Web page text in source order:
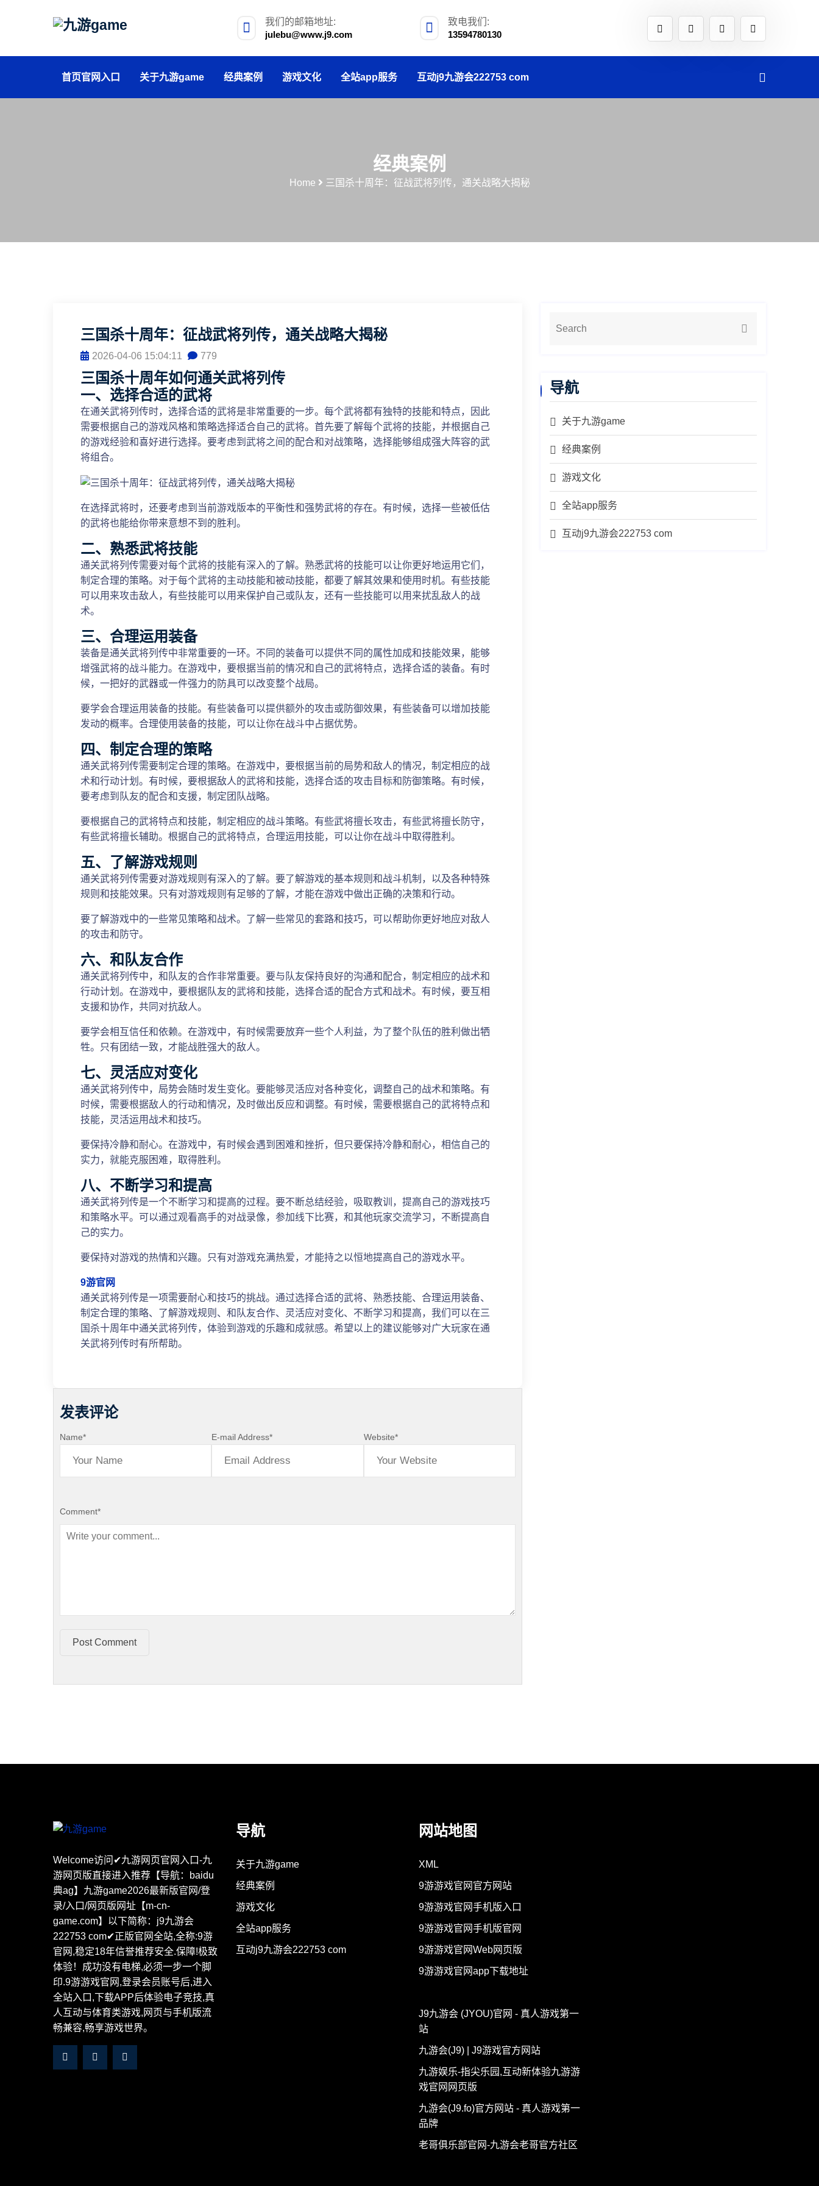
我们的邮箱地址:
julebu@www.j9.com
致电我们:
13594780130
首页官网入口 关于九游game 经典案例 游戏文化 全站app服务 互动j9九游会222753 com
经典案例
Home 三国杀十周年：征战武将列传，通关战略大揭秘
三国杀十周年：征战武将列传，通关战略大揭秘
2026-04-06 15:04:11 779
三国杀十周年如何通关武将列传
一、选择合适的武将
在通关武将列传时，选择合适的武将是非常重要的一步。每个武将都有独特的技能和特点，因此
需要根据自己的游戏风格和策略选择适合自己的武将。首先要了解每个武将的技能，并根据自己
的游戏经验和喜好进行选择。要考虑到武将之间的配合和对战策略，选择能够组成强大阵容的武
将组合。
在选择武将时，还要考虑到当前游戏版本的平衡性和强势武将的存在。有时候，选择一些被低估
的武将也能给你带来意想不到的胜利。
二、熟悉武将技能
通关武将列传需要对每个武将的技能有深入的了解。熟悉武将的技能可以让你更好地运用它们，
制定合理的策略。对于每个武将的主动技能和被动技能，都要了解其效果和使用时机。有些技能
可以用来攻击敌人，有些技能可以用来保护自己或队友，还有一些技能可以用来扰乱敌人的战
术。
三、合理运用装备
装备是通关武将列传中非常重要的一环。不同的装备可以提供不同的属性加成和技能效果，能够
增强武将的战斗能力。在游戏中，要根据当前的情况和自己的武将特点，选择合适的装备。有时
候，一把好的武器或一件强力的防具可以改变整个战局。
要学会合理运用装备的技能。有些装备可以提供额外的攻击或防御效果，有些装备可以增加技能
发动的概率。合理使用装备的技能，可以让你在战斗中占据优势。
四、制定合理的策略
通关武将列传需要制定合理的策略。在游戏中，要根据当前的局势和敌人的情况，制定相应的战
术和行动计划。有时候，要根据敌人的武将和技能，选择合适的攻击目标和防御策略。有时候，
要考虑到队友的配合和支援，制定团队战略。
要根据自己的武将特点和技能，制定相应的战斗策略。有些武将擅长攻击，有些武将擅长防守，
有些武将擅长辅助。根据自己的武将特点，合理运用技能，可以让你在战斗中取得胜利。
五、了解游戏规则
通关武将列传需要对游戏规则有深入的了解。要了解游戏的基本规则和战斗机制，以及各种特殊
规则和技能效果。只有对游戏规则有足够的了解，才能在游戏中做出正确的决策和行动。
要了解游戏中的一些常见策略和战术。了解一些常见的套路和技巧，可以帮助你更好地应对敌人
的攻击和防守。
六、和队友合作
通关武将列传中，和队友的合作非常重要。要与队友保持良好的沟通和配合，制定相应的战术和
行动计划。在游戏中，要根据队友的武将和技能，选择合适的配合方式和战术。有时候，要互相
支援和协作，共同对抗敌人。
要学会相互信任和依赖。在游戏中，有时候需要放弃一些个人利益，为了整个队伍的胜利做出牺
牲。只有团结一致，才能战胜强大的敌人。
七、灵活应对变化
通关武将列传中，局势会随时发生变化。要能够灵活应对各种变化，调整自己的战术和策略。有
时候，需要根据敌人的行动和情况，及时做出反应和调整。有时候，需要根据自己的武将特点和
技能，灵活运用战术和技巧。
要保持冷静和耐心。在游戏中，有时候会遇到困难和挫折，但只要保持冷静和耐心，相信自己的
实力，就能克服困难，取得胜利。
八、不断学习和提高
通关武将列传是一个不断学习和提高的过程。要不断总结经验，吸取教训，提高自己的游戏技巧
和策略水平。可以通过观看高手的对战录像，参加线下比赛，和其他玩家交流学习，不断提高自
己的实力。
要保持对游戏的热情和兴趣。只有对游戏充满热爱，才能持之以恒地提高自己的游戏水平。
9游官网
通关武将列传是一项需要耐心和技巧的挑战。通过选择合适的武将、熟悉技能、合理运用装备、
制定合理的策略、了解游戏规则、和队友合作、灵活应对变化、不断学习和提高，我们可以在三
国杀十周年中通关武将列传，体验到游戏的乐趣和成就感。希望以上的建议能够对广大玩家在通
关武将列传时有所帮助。
发表评论
Name* E-mail Address* Website*
Comment*
Post Comment
导航
关于九游game
经典案例
游戏文化
全站app服务
互动j9九游会222753 com
Welcome访问✔九游网页官网入口-九
游网页版直接进入推荐【导航：baidu
典ag】九游game2026最新版官网/登
录/入口/网页版网址【m-cn-
game.com】以下简称：j9九游会
222753 com✔正版官网全站,全称:9游
官网,稳定18年信誉推荐安全.保障!极致
体验！成功没有电梯,必须一步一个脚
印.9游游戏官网,登录会员账号后,进入
全站入口,下载APP后体验电子竞技,真
人互动与体育类游戏,网页与手机版流
畅兼容,畅享游戏世界。
导航
关于九游game
经典案例
游戏文化
全站app服务
互动j9九游会222753 com
网站地图
XML
9游游戏官网官方网站
9游游戏官网手机版入口
9游游戏官网手机版官网
9游游戏官网Web网页版
9游游戏官网app下载地址
J9九游会 (JYOU)官网 - 真人游戏第一
站
九游会(J9) | J9游戏官方网站
九游娱乐-指尖乐园,互动新体验九游游
戏官网网页版
九游会(J9.fo)官方网站 - 真人游戏第一
品牌
老哥俱乐部官网-九游会老哥官方社区